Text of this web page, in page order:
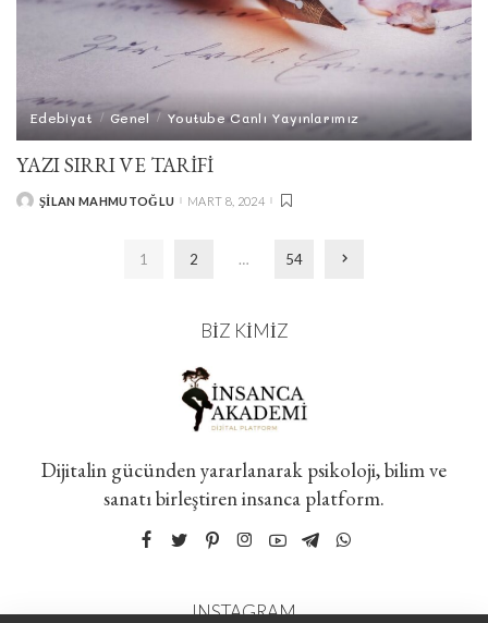
Edebiyat Genel Youtube Canlı Yayınlarımız
YAZI SIRRI VE TARİFİ
POSTED
ŞILAN MAHMUTOĞLU MART 8, 2024
1 2 … 54
BIZ KIMIZ
Dijitalin gücünden yararlanarak psikoloji, bilim ve
sanatı birleştiren insanca platform.
INSTAGRAM